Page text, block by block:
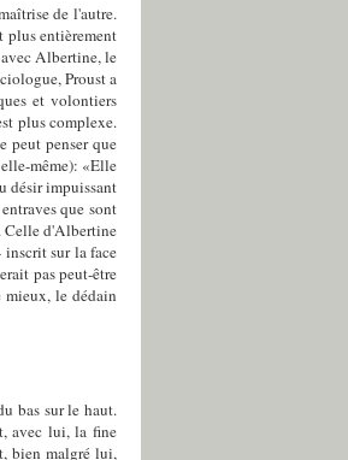
de l'autre.
plus entièrement
Albertine, le
Proust a
et volontiers
plus complexe.
peut penser que
même): «Elle
désir impuissant
que sont
Celle d'Albertine
inscrit sur la face
pas peut-être
mieux, le dédain
bas sur le haut.
avec lui, la fine
bien malgré lui,